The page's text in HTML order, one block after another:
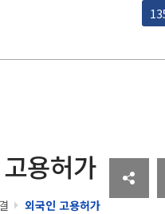
동부 책임운영기관 고객상담센
용허가
외국인 고용허가